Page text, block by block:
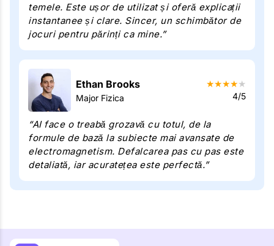
temele. Este ușor de utilizat și oferă explicații
instantanee și clare. Sincer, un schimbător de
jocuri pentru părinți ca mine.”
Ethan Brooks
Major Fizica
★★★★★
4/5
“AI face o treabă grozavă cu totul, de la
formule de bază la subiecte mai avansate de
electromagnetism. Defalcarea pas cu pas este
detaliată, iar acuratețea este perfectă.”